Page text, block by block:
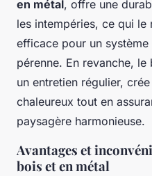
en métal, offre une
les intempéries, ce qui le
efficace pour un système
pérenne. En revanche,
un entretien régulier,
chaleureux tout en
paysagère harmonieuse.
Avantages et
bois et en métal